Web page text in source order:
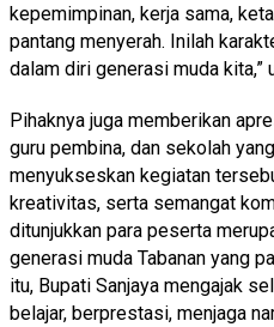
kepemimpinan, kerja sama,
pantang menyerah. Inilah
dalam diri generasi muda kita,”
Pihaknya juga memberikan
guru pembina, dan sekolah
menyukseskan kegiatan
kreativitas, serta semangat
ditunjukkan para peserta
generasi muda Tabanan yang
itu, Bupati Sanjaya mengajak
belajar, berprestasi, menjaga